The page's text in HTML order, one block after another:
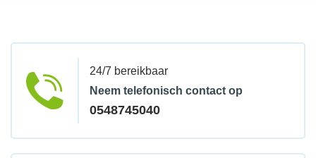
24/7 bereikbaar
Neem telefonisch contact op
0548745040